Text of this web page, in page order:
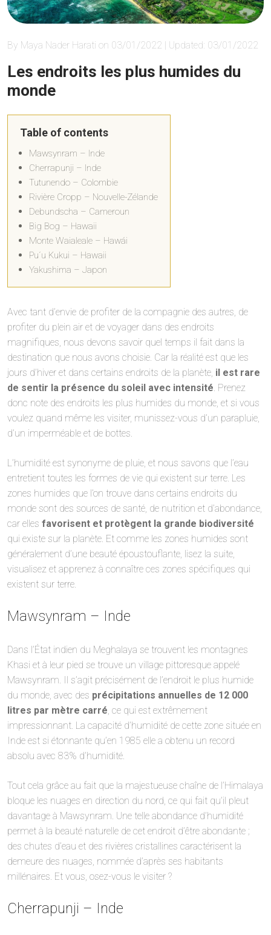
By Maya Nader Harati on 03/01/2022 | Updated: 03/01/2022
Les endroits les plus humides du
monde
Table of contents
Mawsynram – Inde
Cherrapunji – Inde
Tutunendo – Colombie
Rivière Cropp – Nouvelle-Zélande
Debundscha – Cameroun
Big Bog – Hawaii
Monte Waialeale – Hawái
Pu´u Kukui – Hawaii
Yakushima – Japon
Avec tant d’envie de profiter de la compagnie des autres, de
profiter du plein air et de voyager dans des endroits
magnifiques, nous devons savoir quel temps il fait dans la
destination que nous avons choisie. Car la réalité est que les
jours d’hiver et dans certains endroits de la planète, il est rare
de sentir la présence du soleil avec intensité . Prenez
donc note des endroits les plus humides du monde, et si vous
voulez quand même les visiter, munissez-vous d’un parapluie,
d’un imperméable et de bottes.
L’humidité est synonyme de pluie, et nous savons que l’eau
entretient toutes les formes de vie qui existent sur terre. Les
zones humides que l’on trouve dans certains endroits du
monde sont des sources de santé, de nutrition et d’abondance,
car elles favorisent et protègent la grande biodiversité
qui existe sur la planète. Et comme les zones humides sont
généralement d’une beauté époustouflante, lisez la suite,
visualisez et apprenez à connaître ces zones spécifiques qui
existent sur terre.
Mawsynram – Inde
Dans l’État indien du Meghalaya se trouvent les montagnes
Khasi et à leur pied se trouve un village pittoresque appelé
Mawsynram. Il s’agit précisément de l’endroit le plus humide
du monde, avec des précipitations annuelles de 12 000
litres par mètre carré , ce qui est extrêmement
impressionnant. La capacité d’humidité de cette zone située en
Inde est si étonnante qu’en 1985 elle a obtenu un record
absolu avec 83% d’humidité.
Tout cela grâce au fait que la majestueuse chaîne de l’Himalaya
bloque les nuages en direction du nord, ce qui fait qu’il pleut
davantage à Mawsynram. Une telle abondance d’humidité
permet à la beauté naturelle de cet endroit d’être abondante ;
des chutes d’eau et des rivières cristallines caractérisent la
demeure des nuages, nommée d’après ses habitants
millénaires. Et vous, osez-vous le visiter ?
Cherrapunji – Inde